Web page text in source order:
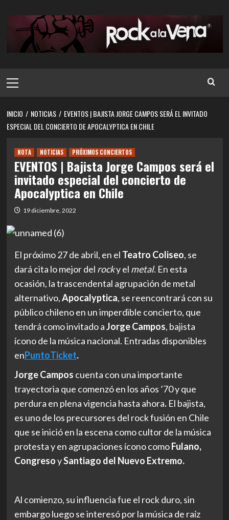
contenido
principal
INICIO NOTICIAS
EVENTOS | BAJISTA JORGE CAMPOS SERÁ EL INVITADO
ESPECIAL DEL CONCIERTO DE APOCALYPTICA EN CHILE
NOTA NOTICIAS PRÓXIMOS CONCIERTOS
EVENTOS | Bajista Jorge Campos será el
invitado especial del concierto de
Apocalyptica en Chile
19 diciembre, 2022
El próximo 27 de abril, en el Teatro Coliseo, se
dará cita lo mejor del rocky el metal. En esta
ocasión, la trascendental agrupación de metal
alternativo,Apocalyptica, se reencontrará con su
público chileno en un imperdible concierto, que
tendrá como invitado aJorge Campos, bajista
ícono de la música nacional. Entradas disponibles
enPuntoTicket.
Jorge Campos cuenta con una importante
trayectoria que comenzó en los años ’70 y que
perdura en plena vigencia hasta ahora.El bajista,
es uno de los precursores del rock fusión en Chile
que se inició en la escena como cultor de la música
protesta y en agrupaciones ícono comoFulano,
CongresoySantiago del Nuevo Extremo.
Al comienzo, su influencia fue el rock duro, sin
embargo luego se interesó por la música de raíz